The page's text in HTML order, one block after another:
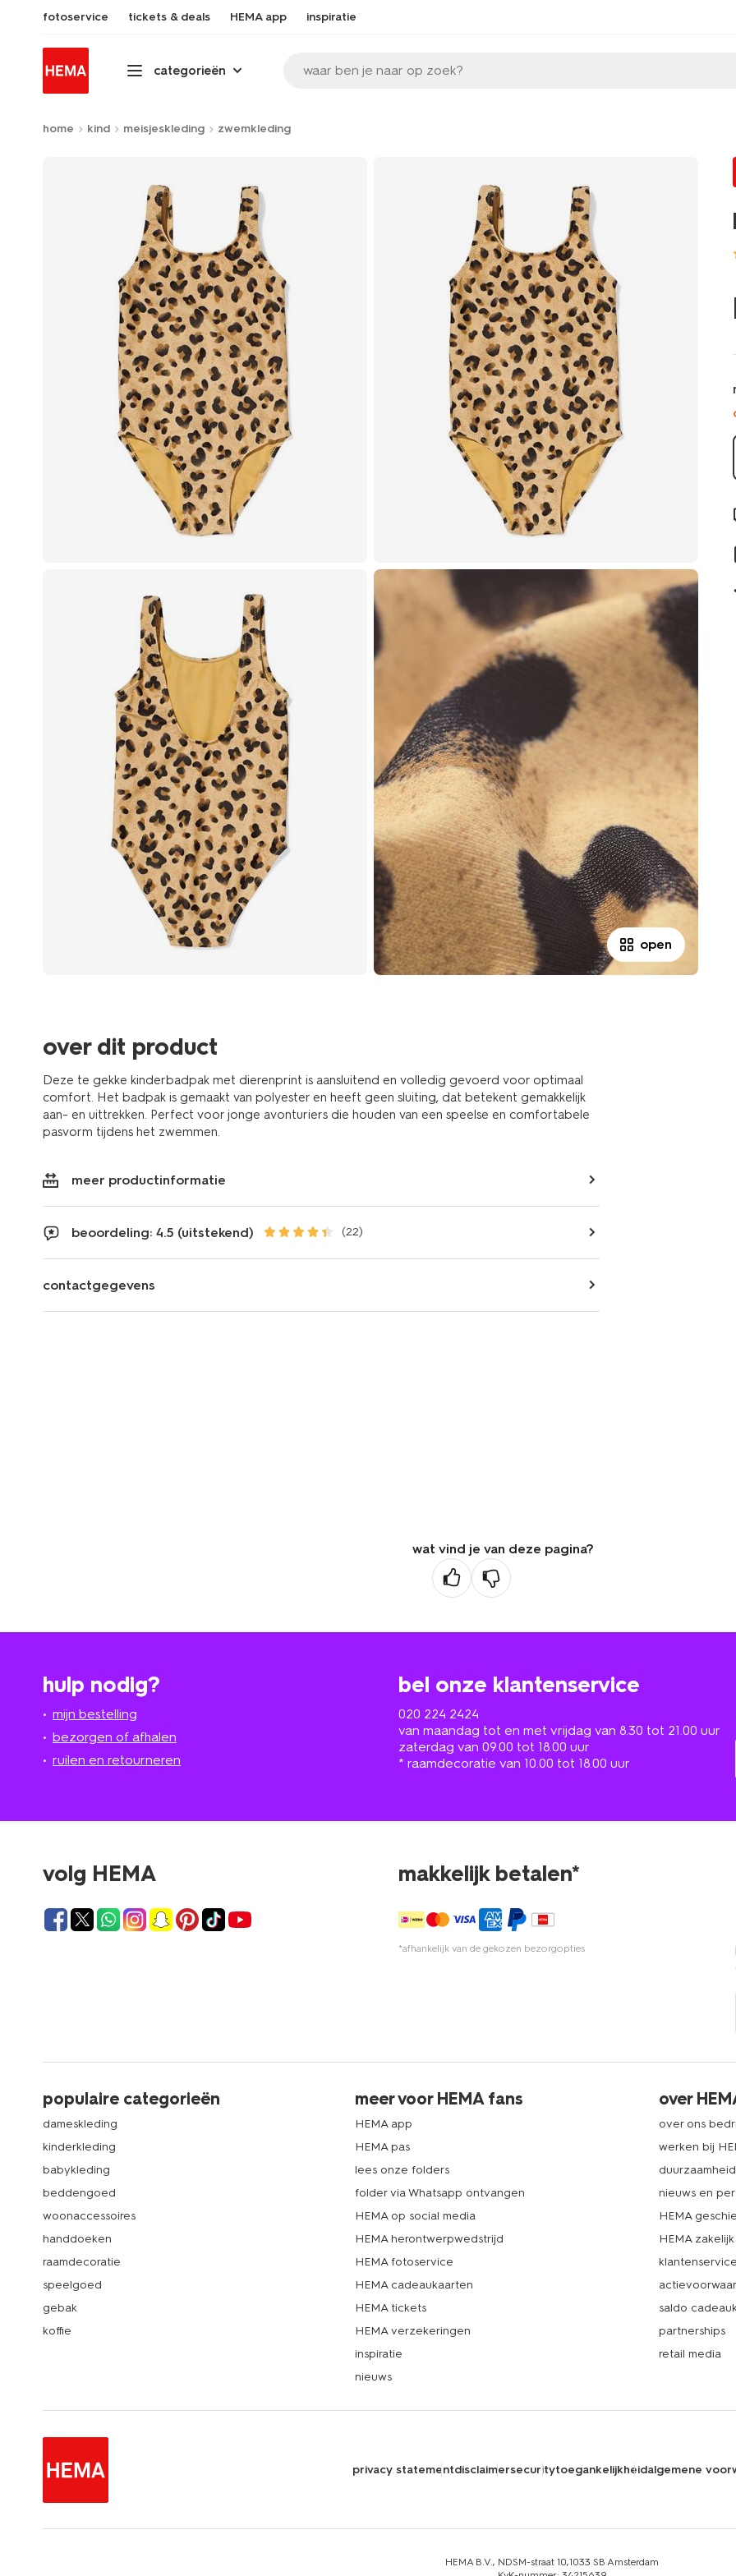
fotoservice tickets & deals HEMA app inspiratie
categorieën waar ben je naar op zoek?
home kind meisjeskleding zwemkleding
open
over dit product
Deze te gekke kinderbadpak met dierenprint is aansluitend en volledig gevoerd voor optimaal
comfort. Het badpak is gemaakt van polyester en heeft geen sluiting, dat betekent gemakkelijk
aan- en uittrekken. Perfect voor jonge avonturiers die houden van een speelse en comfortabele
pasvorm tijdens het zwemmen.
meer productinformatie
beoordeling: 4.5 (uitstekend) (22)
contactgegevens
wat vind je van deze pagina?
hulp nodig?
mijn bestelling
bezorgen of afhalen
ruilen en retourneren
bel onze klantenservice
020 224 2424
van maandag tot en met vrijdag van 8.30 tot 21.00 uur
zaterdag van 09.00 tot 18.00 uur
* raamdecoratie van 10.00 tot 18.00 uur
volg HEMA makkelijk betalen*
*afhankelijk van de gekozen bezorgopties
populaire categorieën
dameskleding
kinderkleding
babykleding
beddengoed
woonaccessoires
handdoeken
raamdecoratie
speelgoed
gebak
koffie
meer voor HEMA fans
HEMA app
HEMA pas
lees onze folders
folder via Whatsapp ontvangen
HEMA op social media
HEMA herontwerpwedstrijd
HEMA fotoservice
HEMA cadeaukaarten
HEMA tickets
HEMA verzekeringen
inspiratie
nieuws
over
over ons
werken bij
duurzaamheid
nieuws en
HEMA
HEMA zakelijk
klantenservice
saldo
partnerships
retail media
privacy statementdisclaimersecuritytoegankelijkheidalgemene
HEMA B.V., NDSM-straat 10,1033 SB Amsterdam